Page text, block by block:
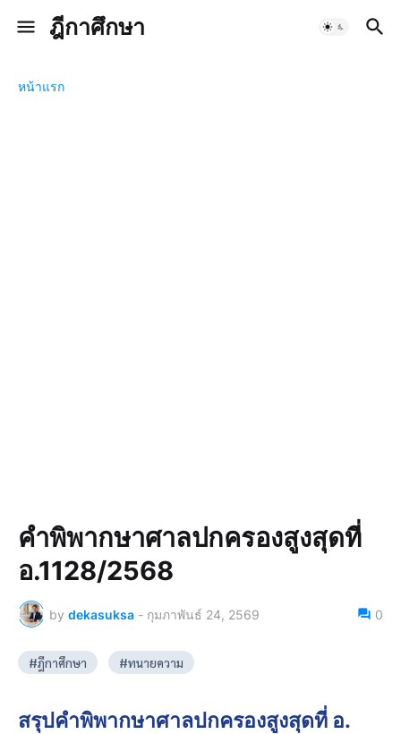
ฎีกาศึกษา
หน้าแรก
คำพิพากษาศาลปกครองสูงสุดที่
อ.1128/2568
by dekasuksa - กุมภาพันธ์ 24, 2569 0
#ฎีกาศึกษา #ทนายความ
สรุปคำพิพากษาศาลปกครองสูงสุดที่ อ.